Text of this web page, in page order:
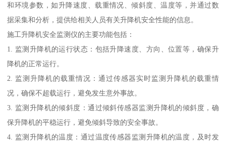
和环境参数，如升降速度、载重情况、倾斜度、温度等，并通过数
据采集和分析，提供给相关人员有关升降机安全性能的信息。
施工升降机安全监测仪的主要功能包括：
1. 监测升降机的运行状态：包括升降速度、方向、位置等，确保升
降机的正常运行。
2. 监测升降机的载重情况：通过传感器实时监测升降机的载重情
况，确保不超载运行，避免发生意外事故。
3. 监测升降机的倾斜度：通过倾斜传感器监测升降机的倾斜度，确
保升降机的平稳运行，避免倾斜导致的安全事故。
4. 监测升降机的温度：通过温度传感器监测升降机的温度，及时发